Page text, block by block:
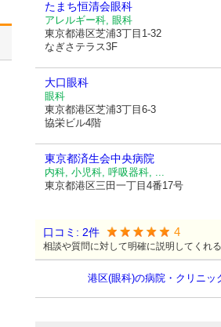
たまち恒清会眼科
アレルギー科, 眼科
東京都港区芝浦3丁目1-32
なぎさテラス3F
大口眼科
眼科
東京都港区芝浦3丁目6-3
協栄ビル4階
東京都済生会中央病院
内科, 小児科, 呼吸器科, ...
東京都港区三田一丁目4番17号
口コミ: 2件 4
相談や質問に対して明確に説明してくれる
港区(眼科)の病院・クリニッ